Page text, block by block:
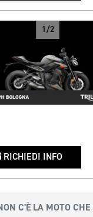
1/2
RICHIEDI INFO
C'È LA MOTO